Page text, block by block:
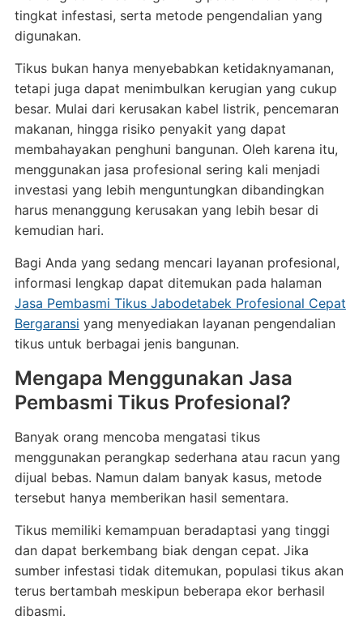
tingkat infestasi, serta metode pengendalian yang
digunakan.
Tikus bukan hanya menyebabkan ketidaknyamanan,
tetapi juga dapat menimbulkan kerugian yang cukup
besar. Mulai dari kerusakan kabel listrik, pencemaran
makanan, hingga risiko penyakit yang dapat
membahayakan penghuni bangunan. Oleh karena itu,
menggunakan jasa profesional sering kali menjadi
investasi yang lebih menguntungkan dibandingkan
harus menanggung kerusakan yang lebih besar di
kemudian hari.
Bagi Anda yang sedang mencari layanan profesional,
informasi lengkap dapat ditemukan pada halaman
Jasa Pembasmi Tikus Jabodetabek Profesional Cepat
Bergaransi yang menyediakan layanan pengendalian
tikus untuk berbagai jenis bangunan.
Mengapa Menggunakan Jasa
Pembasmi Tikus Profesional?
Banyak orang mencoba mengatasi tikus
menggunakan perangkap sederhana atau racun yang
dijual bebas. Namun dalam banyak kasus, metode
tersebut hanya memberikan hasil sementara.
Tikus memiliki kemampuan beradaptasi yang tinggi
dan dapat berkembang biak dengan cepat. Jika
sumber infestasi tidak ditemukan, populasi tikus akan
terus bertambah meskipun beberapa ekor berhasil
dibasmi.